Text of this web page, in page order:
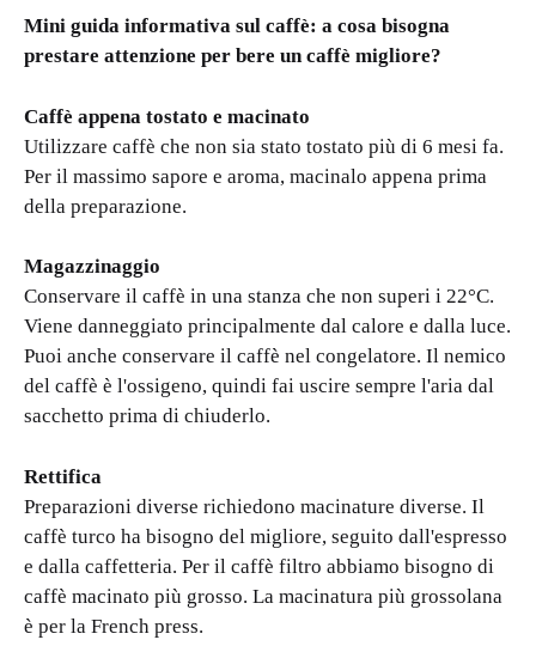
Mini guida informativa sul caffè: a cosa bisogna
prestare attenzione per bere un caffè migliore?
Caffè appena tostato e macinato
Utilizzare caffè che non sia stato tostato più di 6 mesi fa.
Per il massimo sapore e aroma, macinalo appena prima
della preparazione.
Magazzinaggio
Conservare il caffè in una stanza che non superi i 22°C.
Viene danneggiato principalmente dal calore e dalla luce.
Puoi anche conservare il caffè nel congelatore. Il nemico
del caffè è l'ossigeno, quindi fai uscire sempre l'aria dal
sacchetto prima di chiuderlo.
Rettifica
Preparazioni diverse richiedono macinature diverse. Il
caffè turco ha bisogno del migliore, seguito dall'espresso
e dalla caffetteria. Per il caffè filtro abbiamo bisogno di
caffè macinato più grosso. La macinatura più grossolana
è per la French press.